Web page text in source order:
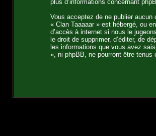
plus d’informations concernant
Vous acceptez de ne publier
« Clan Taaaaar » est hébergé, ou
d’accès à internet si nous le
le droit de supprimer, d’éditer, de
les informations que vous avez
», ni phpBB, ne pourront être